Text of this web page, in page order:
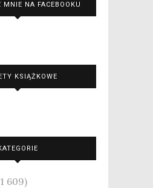
NA FACEBOOKU
KSIĄŻKOWE
609)